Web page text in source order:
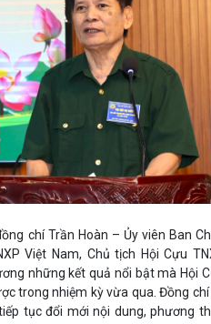
chí Trần Hoàn – Ủy viên Ban
Việt Nam, Chủ tịch Hội Cựu
những kết quả nổi bật mà Hội
trong nhiệm kỳ vừa qua. Đồng chí
tục đổi mới nội dung, phương